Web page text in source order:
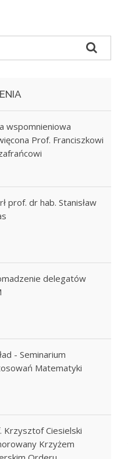
wspomnieniowa
Prof. Franciszkowi
prof. dr hab. Stanisław
delegatów
- Seminarium
Matematyki
Krzysztof Ciesielski
Krzyżem